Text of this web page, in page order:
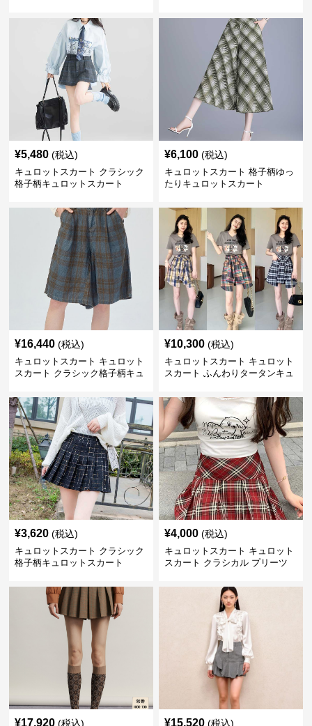
¥5,480 (税込)
キュロットスカート クラシック
格子柄キュロットスカート
¥6,100 (税込)
キュロットスカート 格子柄ゆっ
たりキュロットスカート
¥16,440 (税込)
キュロットスカート キュロット
スカート クラシック格子柄キュ
¥10,300 (税込)
キュロットスカート キュロット
スカート ふんわりタータンキュ
¥3,620 (税込)
キュロットスカート クラシック
格子柄キュロットスカート
¥4,000 (税込)
キュロットスカート キュロット
スカート クラシカル プリーツ
¥17,920 (税込) ¥15,520 (税込)